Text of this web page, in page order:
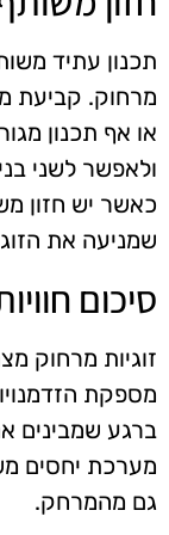
תכנון עתיד
מרחוק. קביעת
או אף תכנון
ולאפשר לשני
כאשר יש חזון
שמניעה את
סיכום
זוגיות מרחוק
מספקת
ברגע שמבינים
מערכת יחסים
גם מהמרחק.